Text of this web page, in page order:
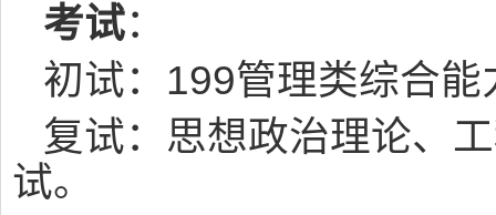
考试：
初试：199管理类综合
复试：思想政治理论、
试。